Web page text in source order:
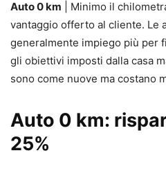
Auto 0 km | Minimo il
vantaggio offerto al cliente. Le
generalmente impiego più per
gli obiettivi imposti dalla casa
sono come nuove ma costano
Auto 0 km:
25%